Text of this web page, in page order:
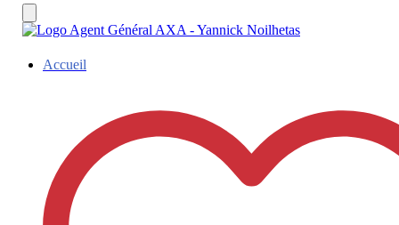
Accueil